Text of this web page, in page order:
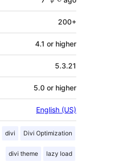
200+
4.1 or higher
5.3.21
5.0 or higher
English (US)
divi Divi Optimization
divi theme lazy load